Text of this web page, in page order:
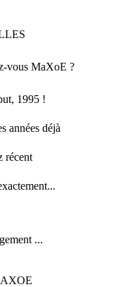
vous MaXoE ?
1995 !
années déjà
récent
...